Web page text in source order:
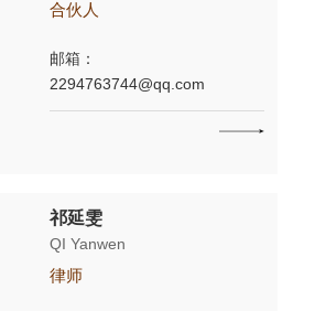
合伙人
邮箱：
2294763744@qq.com
祁延雯
QI Yanwen
律师